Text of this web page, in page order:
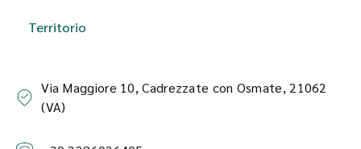
Territorio
Via Maggiore 10, Cadrezzate con Osmate, 21062
(VA)